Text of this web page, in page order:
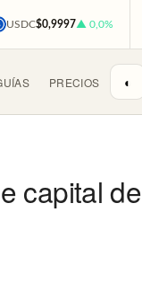
USDC$0,9997▲ 0,0%
PRECIOS ◐
capital